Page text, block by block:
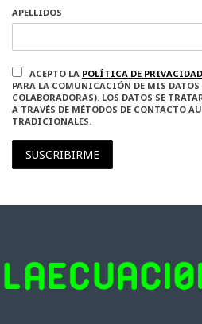
APELLIDOS
ACEPTO LA POLÍTICA DE PRIVACIDAD
PARA LA COMUNICACIÓN DE MIS DATOS
COLABORADORAS). LOS DATOS SE
A TRAVÉS DE MÉTODOS DE CONTACTO
TRADICIONALES.
SUSCRIBIRME